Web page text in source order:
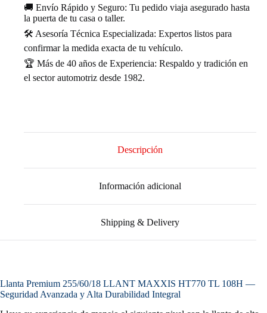
🚚 Envío Rápido y Seguro: Tu pedido viaja asegurado hasta
la puerta de tu casa o taller.
🛠️ Asesoría Técnica Especializada: Expertos listos para
confirmar la medida exacta de tu vehículo.
🏆 Más de 40 años de Experiencia: Respaldo y tradición en
el sector automotriz desde 1982.
Descripción
Información adicional
Shipping & Delivery
Llanta Premium 255/60/18 LLANT MAXXIS HT770 TL 108H —
Seguridad Avanzada y Alta Durabilidad Integral